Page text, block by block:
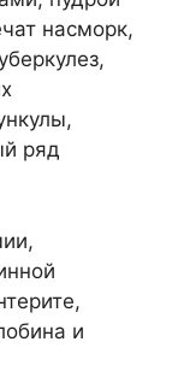
насморк,
ряд
и